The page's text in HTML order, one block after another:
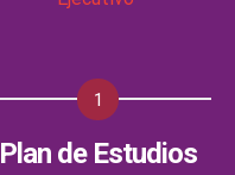
1
Plan de Estudios